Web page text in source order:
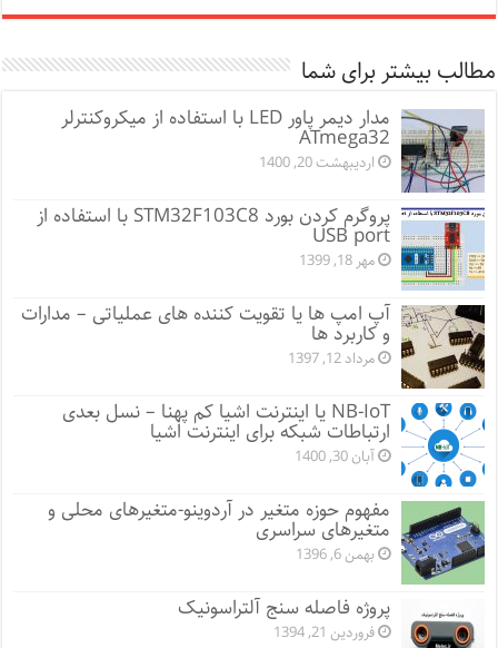
مطالب بیشتر برای شما
مدار دیمر پاور LED با استفاده از میکروکنترلر
ATmega32
اردیبهشت 20, 1400
پروگرم کردن بورد STM32F103C8 با استفاده از
USB port
مهر 18, 1399
آپ امپ ها یا تقویت کننده های عملیاتی – مدارات
و کاربرد ها
مرداد 12, 1397
NB-IoT یا اینترنت اشیا کم پهنا – نسل بعدی
ارتباطات شبکه برای اینترنت اشیا
آبان 30, 1400
مفهوم حوزه متغیر در آردوینو-متغیرهای محلی و
متغیرهای سراسری
بهمن 6, 1396
پروژه فاصله سنج آلتراسونیک
فروردین 21, 1394